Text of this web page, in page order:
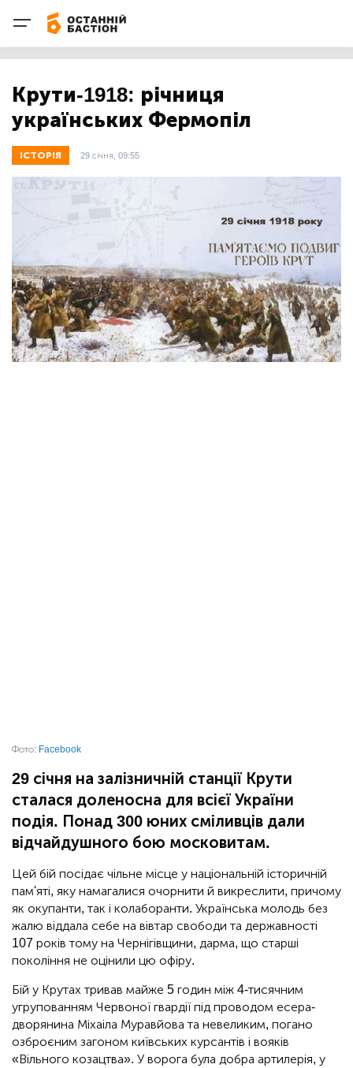
Крути-1918: річниця
українських Фермопіл
ІСТОРІЯ 29 січня, 09:55
Фото: Facebook
29 січня на залізничній станції Крути
сталася доленосна для всієї України
подія. Понад 300 юних сміливців дали
відчайдушного бою московитам.
Цей бій посідає чільне місце у національній історичній
пам'яті, яку намагалися очорнити й викреслити, причому
як окупанти, так і колаборанти. Українська молодь без
жалю віддала себе на вівтар свободи та державності
107 років тому на Чернігівщини, дарма, що старші
покоління не оцінили цю офіру.
Бій у Крутах тривав майже 5 годин між 4-тисячним
угрупованням Червоної гвардії під проводом есера-
дворянина Міхаіла Муравйова та невеликим, погано
озброєним загоном київських курсантів і вояків
«Вільного козацтва». У ворога була добра артилерія, у